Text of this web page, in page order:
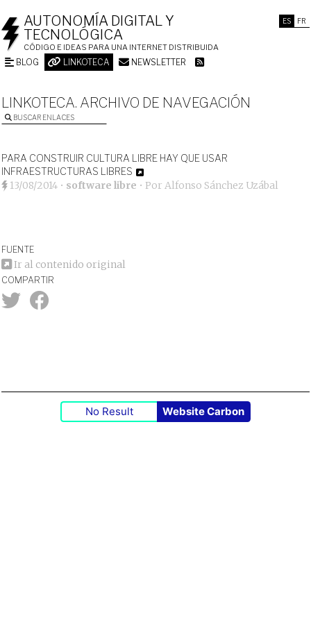
ES FR
AUTONOMÍA DIGITAL Y
TECNOLÓGICA
CÓDIGO E IDEAS PARA UNA INTERNET DISTRIBUIDA
BLOG LINKOTECA NEWSLETTER
LINKOTECA. ARCHIVO DE NAVEGACIÓN
BUSCAR ENLACES
PARA CONSTRUIR CULTURA LIBRE HAY QUE USAR
INFRAESTRUCTURAS LIBRES
13/08/2014 • software libre • PorAlfonso Sánchez Uzábal
FUENTE
Ir al contenido original
COMPARTIR
No Result Website Carbon